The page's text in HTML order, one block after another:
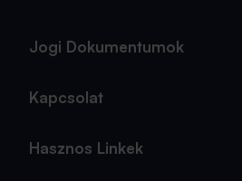
Jogi Dokumentumok
Kapcsolat
Hasznos Linkek